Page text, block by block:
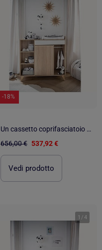
-18%
Un cassetto coprifasciatoio che può essere trasformato in una - SAUTHON
656,00 € 537,92 €
Vedi prodotto
1 /4